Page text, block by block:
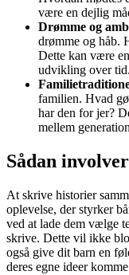
være en dejlig
Drømme og
drømme og håb.
Dette kan være
udvikling over tid.
familien. Hvad
har den for jer?
mellem
Sådan
At skrive historier
oplevelse, der styrker
ved at lade dem vælge
skrive. Dette vil ikke
også give dit barn en
deres egne ideer